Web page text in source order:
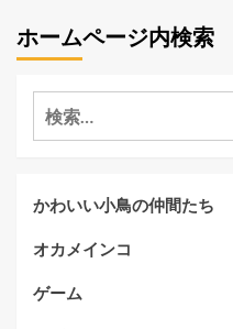
ホームページ内検索
検
索:
かわいい小鳥の仲間たち
オカメインコ
ゲーム